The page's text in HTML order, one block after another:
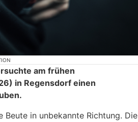
am frühen
in Regensdorf einen
Beute in unbekannte Richtung. Die